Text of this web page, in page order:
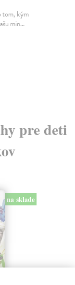
tom, kým
min...
pre deti
na sklade